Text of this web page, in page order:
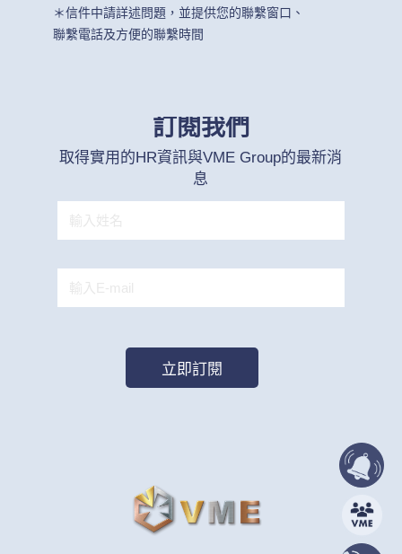
＊信件中請詳述問題，並提供您的聯繫窗口、
聯繫電話及方便的聯繫時間
訂閱我們
取得實用的HR資訊與VME Group的最新消
息